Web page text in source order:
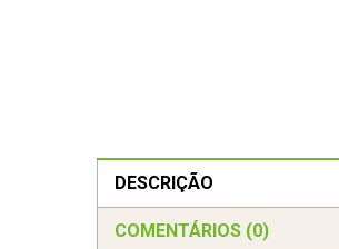
DESCRIÇÃO
COMENTÁRIOS (0)